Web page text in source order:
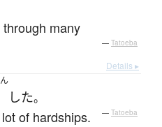
many
— Tatoeba
Details ▸
した。
of hardships. — Tatoeba